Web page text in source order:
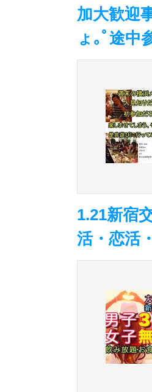
加大歓迎
ょ｡ﾟ途中
1.21新宿
活・恋活